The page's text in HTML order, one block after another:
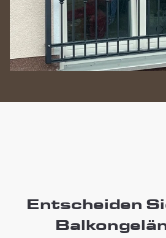
Entscheiden